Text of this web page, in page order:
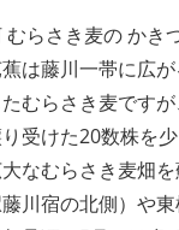
むらさき麦の か
は藤川一帯に広
むらさき麦です
受けた20数株を
なむらさき麦畑
川宿の北側）や